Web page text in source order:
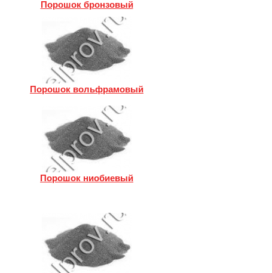
Порошок бронзовый
Порошок вольфрамовый
Порошок ниобиевый